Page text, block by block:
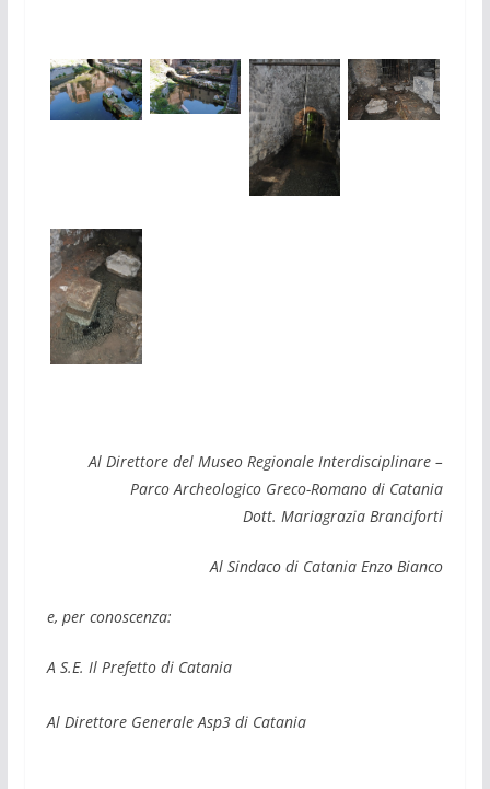
Al Direttore del Museo Regionale Interdisciplinare –
Parco Archeologico Greco-Romano di Catania
Dott. Mariagrazia Branciforti
Al Sindaco di Catania Enzo Bianco
e, per conoscenza:
A S.E. Il Prefetto di Catania
Al Direttore Generale Asp3 di Catania